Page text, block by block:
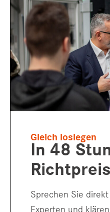
Gleich loslegen
In 48
Sprechen Sie
Experten und